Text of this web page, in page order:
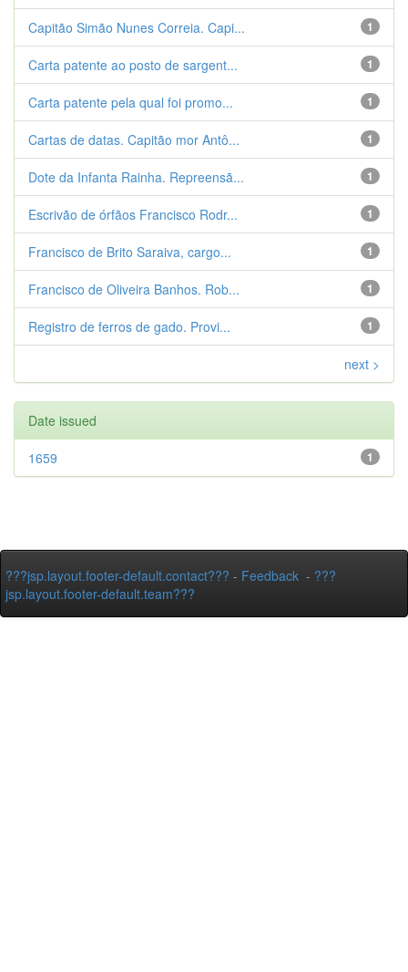
1
Capitão Simão Nunes Correia. Capi...
1
Carta patente ao posto de sargent...
1
Carta patente pela qual foi promo...
1
Cartas de datas. Capitão mor Antô...
1
Dote da Infanta Rainha. Repreensã...
1
Escrivão de órfãos Francisco Rodr...
1
Francisco de Brito Saraiva, cargo...
1
Francisco de Oliveira Banhos. Rob...
1
Registro de ferros de gado. Provi...
next >
Date issued
1
1659
???jsp.layout.footer-default.contact??? - Feedback - ???
jsp.layout.footer-default.team???